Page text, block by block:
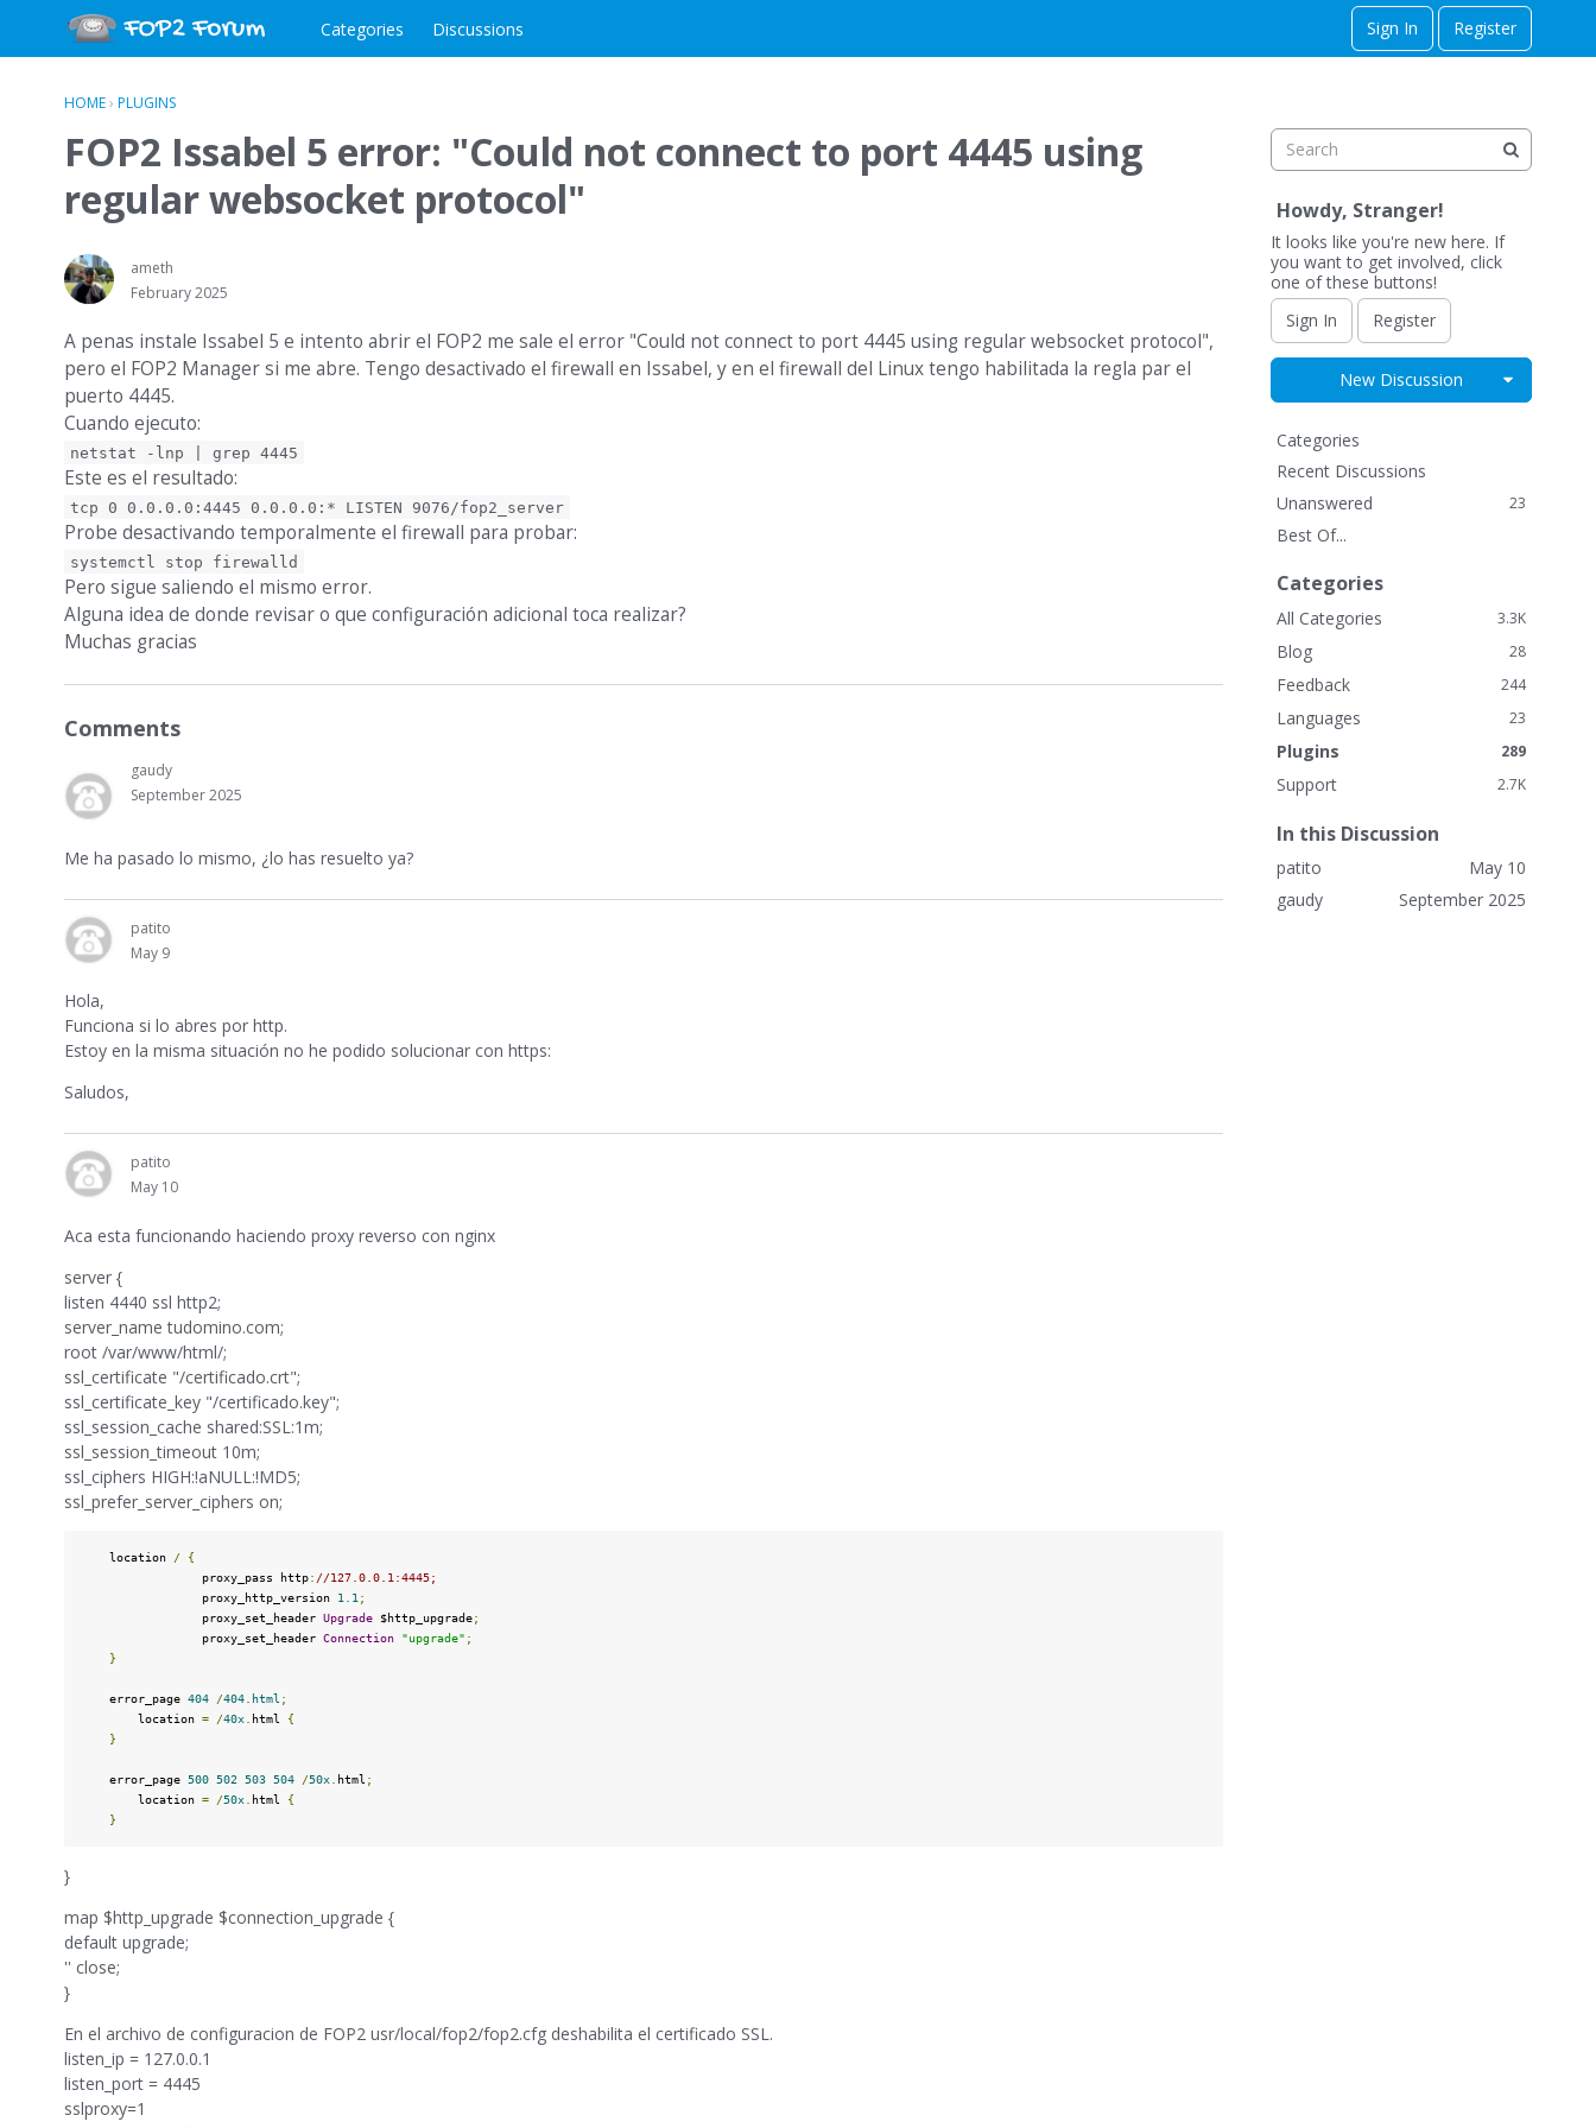
Categories Discussions Sign In Register
HOME› PLUGINS
FOP2 Issabel 5 error: "Could not connect to port 4445 using
regular websocket protocol"
ameth
February 2025
A penas instale Issabel 5 e intento abrir el FOP2 me sale el error "Could not connect to port 4445 using regular websocket protocol",
pero el FOP2 Manager si me abre. Tengo desactivado el firewall en Issabel, y en el firewall del Linux tengo habilitada la regla par el
puerto 4445.
Cuando ejecuto:
netstat -lnp | grep 4445
Este es el resultado:
tcp 0 0.0.0.0:4445 0.0.0.0:* LISTEN 9076/fop2_server
Probe desactivando temporalmente el firewall para probar:
systemctl stop firewalld
Pero sigue saliendo el mismo error.
Alguna idea de donde revisar o que configuración adicional toca realizar?
Muchas gracias
Comments
gaudy
September 2025
Me ha pasado lo mismo, ¿lo has resuelto ya?
patito
May 9
Hola,
Funciona si lo abres por http.
Estoy en la misma situación no he podido solucionar con https:
Saludos,
patito
May 10
Aca esta funcionando haciendo proxy reverso con nginx
server {
listen 4440 ssl http2;
server_name tudomino.com;
root /var/www/html/;
ssl_certificate "/certificado.crt";
ssl_certificate_key "/certificado.key";
ssl_session_cache shared:SSL:1m;
ssl_session_timeout 10m;
ssl_ciphers HIGH:!aNULL:!MD5;
ssl_prefer_server_ciphers on;
    location
/
{
                 proxy_pass http
: //127.0.0.1:4445;
                 proxy_http_version
1.1 ;
                 proxy_set_header
Upgrade $http_upgrade;
                 proxy_set_header
Connection "upgrade" ;
}
    error_page
404 /404.html ;
        location
= /40x html {
}
    error_page
500 502 503 504 /50x html ;
        location
= /50x html {
}
}
map $http_upgrade $connection_upgrade {
default upgrade;
'' close;
}
En el archivo de configuracion de FOP2 usr/local/fop2/fop2.cfg deshabilita el certificado SSL.
listen_ip = 127.0.0.1
listen_port = 4445
sslproxy=1
Howdy, Stranger!
It looks like you're new here. If
you want to get involved, click
one of these buttons!
Sign In
Register
New Discussion Expand
Q
u
c
k
n
k
Categories
Recent Discussions
Unanswered
23
Best Of...
Categories
3.3K
All Categories
28
Blog
244
Feedback
23
Languages
289
Plugins
2.7K
Support
In this Discussion
May 10
patito
September 2025
gaudy